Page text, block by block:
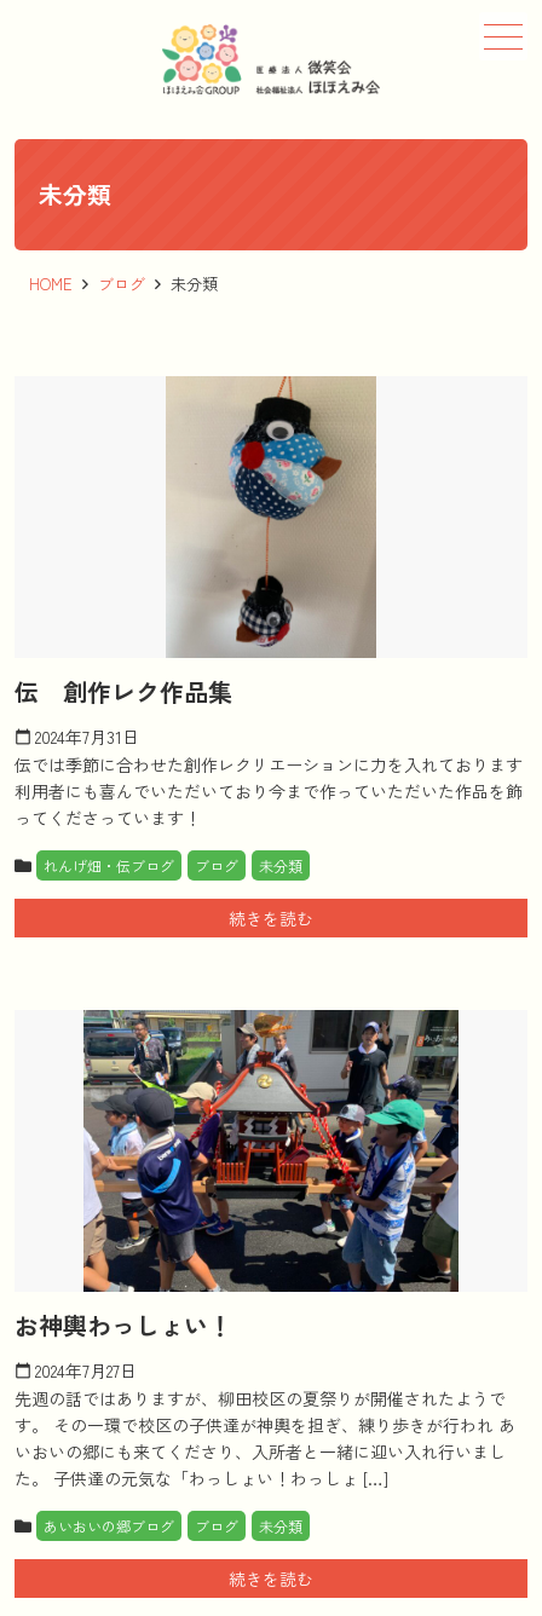
未分類
HOME ブログ 未分類
伝 創作レク作品集
calendar_today 2024年7月31日
伝では季節に合わせた創作レクリエーションに力を入れております
利用者にも喜んでいただいており今まで作っていただいた作品を飾
ってくださっています！
れんげ畑・伝ブログ ブログ 未分類
続きを読む
お神輿わっしょい！
calendar_today 2024年7月27日
先週の話ではありますが、柳田校区の夏祭りが開催されたようで
す。 その一環で校区の子供達が神輿を担ぎ、練り歩きが行われ あ
いおいの郷にも来てくださり、入所者と一緒に迎い入れ行いまし
た。 子供達の元気な「わっしょい！わっしょ […]
あいおいの郷ブログ ブログ 未分類
続きを読む